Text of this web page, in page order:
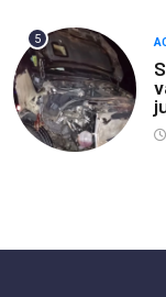
5